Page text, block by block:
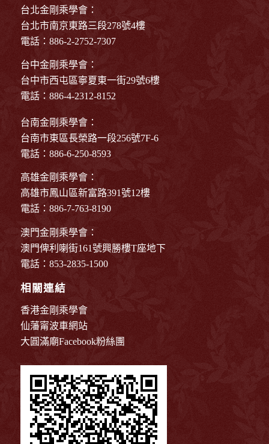
台北金剛乘學會：
台北市南京東路三段278號4樓
電話：886-2-2752-7307
台中金剛乘學會：
台中市西屯區寧夏東一街29號6樓
電話：886-4-2312-8152
台南金剛乘學會：
台南市東區長榮路一段256號7F-6
電話：886-6-250-8593
高雄金剛乘學會：
高雄市鳳山區新富路391號12樓
電話：886-7-763-8190
澳門金剛乘學會：
澳門俾利喇街161號興勝樓T座地下
電話：853-2835-1500
相關連結
香港金剛乘學會
仙藩甯波車網站
大圓滿廟Facebook粉絲團